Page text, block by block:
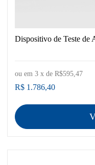
Dispositivo de Teste de
R$ 1.786,40
ou em 3 x de R$595,47